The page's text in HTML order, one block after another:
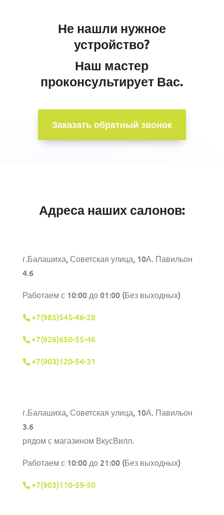
Не нашли нужное
устройство?
Наш мастер
проконсультирует Вас.
Заказать обратный звонок
Адреса наших салонов:
г.Балашиха, Советская улица, 10А. Павильон
4.6
Работаем с 10:00 до 01:00 (Без выходных)
+7(985)545-46-28
+7(926)650-55-46
+7(903)120-54-31
г.Балашиха, Советская улица, 10А. Павильон
3.6
рядом с магазином ВкусВилл.
Работаем с 10:00 до 21:00 (Без выходных)
+7(903)110-59-50